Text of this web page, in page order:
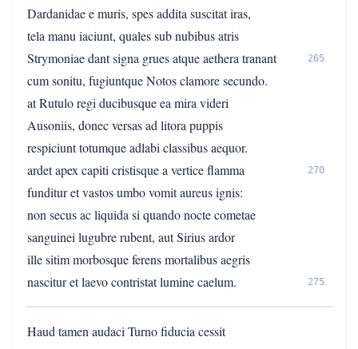
Dardanidae e muris, spes addita suscitat iras,
tela manu iaciunt, quales sub nubibus atris
Strymoniae dant signa grues atque aethera tranant
265
cum sonitu, fugiuntque Notos clamore secundo.
at Rutulo regi ducibusque ea mira videri
Ausoniis, donec versas ad litora puppis
respiciunt totumque adlabi classibus aequor.
ardet apex capiti cristisque a vertice flamma
270
funditur et vastos umbo vomit aureus ignis:
non secus ac liquida si quando nocte cometae
sanguinei lugubre rubent, aut Sirius ardor
ille sitim morbosque ferens mortalibus aegris
nascitur et laevo contristat lumine caelum.
275
Haud tamen audaci Turno fiducia cessit